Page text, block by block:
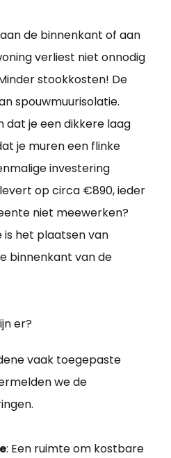
de binnenkant of aan
verliest niet onnodig
stookkosten! De
spouwmuurisolatie.
dat je een dikkere laag
je muren een flinke
investering
op circa €890, ieder
niet meewerken?
het plaatsen van
binnenkant van de
er?
vaak toegepaste
we de
: Een ruimte om kostbare